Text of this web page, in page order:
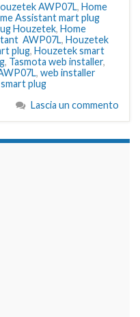
AWP07L, Home
Assistant mart plug
Houzetek, Home
AWP07L, Houzetek
plug, Houzetek smart
, Tasmota web installer,
, web installer
plug
Lascia un commento